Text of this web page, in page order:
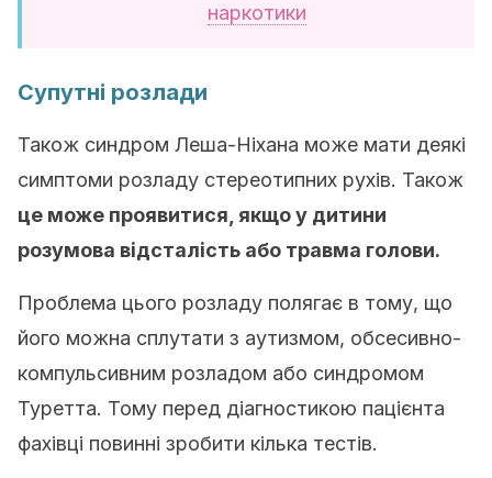
наркотики
Супутні розлади
Також синдром Леша-Ніхана може мати деякі
симптоми розладу стереотипних рухів. Також
це може проявитися, якщо у дитини
розумова відсталість або травма голови.
Проблема цього розладу полягає в тому, що
його можна сплутати з аутизмом, обсесивно-
компульсивним розладом або синдромом
Туретта. Тому перед діагностикою пацієнта
фахівці повинні зробити кілька тестів.